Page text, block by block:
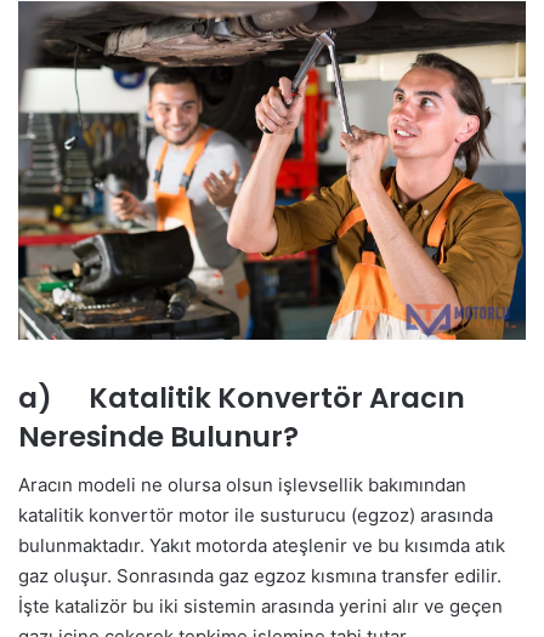
a) Katalitik Konvertör Aracın
Neresinde Bulunur?
Aracın modeli ne olursa olsun işlevsellik bakımından
katalitik konvertör motor ile susturucu (egzoz) arasında
bulunmaktadır. Yakıt motorda ateşlenir ve bu kısımda atık
gaz oluşur. Sonrasında gaz egzoz kısmına transfer edilir.
İşte katalizör bu iki sistemin arasında yerini alır ve geçen